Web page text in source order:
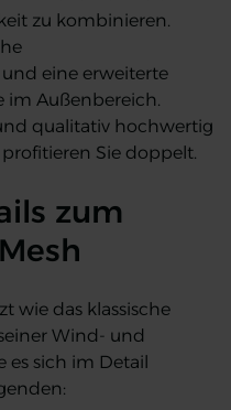
zu kombinieren.
eine erweiterte
im Außenbereich.
qualitativ hochwertig
Sie doppelt.
zum
wie das klassische
Wind- und
sich im Detail